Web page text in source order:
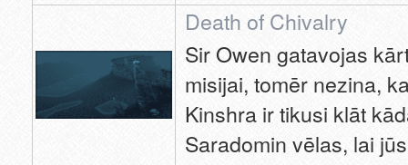
Death of Chivalry
Sir Owen gatavojas
misijai, tomēr nezina,
Kinshra ir tikusi klāt
Saradomin vēlas, lai